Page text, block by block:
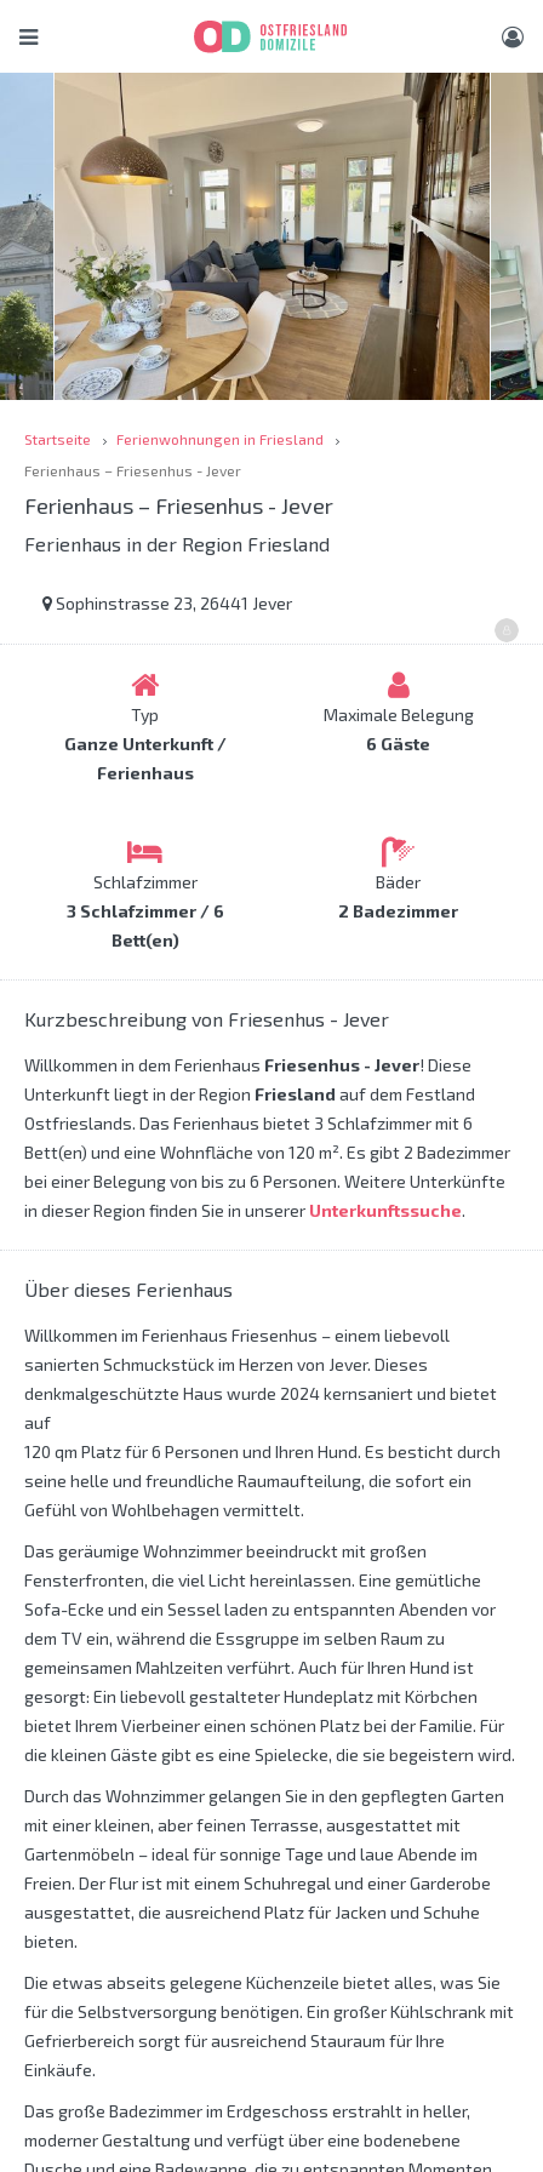
Startseite
Ferienwohnungen in Friesland
Ferienhaus – Friesenhus - Jever
Ferienhaus – Friesenhus - Jever
Ferienhaus in der Region Friesland
Sophinstrasse 23, 26441 Jever
Typ
Ganze Unterkunft /
Ferienhaus
Maximale Belegung
6 Gäste
Schlafzimmer
3 Schlafzimmer / 6
Bett(en)
Bäder
2 Badezimmer
Kurzbeschreibung von Friesenhus - Jever
Willkommen in dem Ferienhaus Friesenhus - Jever! Diese
Unterkunft liegt in der Region Friesland auf dem Festland
Ostfrieslands. Das Ferienhaus bietet 3 Schlafzimmer mit 6
Bett(en) und eine Wohnfläche von 120 m². Es gibt 2 Badezimmer
bei einer Belegung von bis zu 6 Personen. Weitere Unterkünfte
in dieser Region finden Sie in unserer Unterkunftssuche.
Über dieses Ferienhaus
Willkommen im Ferienhaus Friesenhus – einem liebevoll
sanierten Schmuckstück im Herzen von Jever. Dieses
denkmalgeschützte Haus wurde 2024 kernsaniert und bietet
auf
120 qm Platz für 6 Personen und Ihren Hund. Es besticht durch
seine helle und freundliche Raumaufteilung, die sofort ein
Gefühl von Wohlbehagen vermittelt.
Das geräumige Wohnzimmer beeindruckt mit großen
Fensterfronten, die viel Licht hereinlassen. Eine gemütliche
Sofa-Ecke und ein Sessel laden zu entspannten Abenden vor
dem TV ein, während die Essgruppe im selben Raum zu
gemeinsamen Mahlzeiten verführt. Auch für Ihren Hund ist
gesorgt: Ein liebevoll gestalteter Hundeplatz mit Körbchen
bietet Ihrem Vierbeiner einen schönen Platz bei der Familie. Für
die kleinen Gäste gibt es eine Spielecke, die sie begeistern wird.
Durch das Wohnzimmer gelangen Sie in den gepflegten Garten
mit einer kleinen, aber feinen Terrasse, ausgestattet mit
Gartenmöbeln – ideal für sonnige Tage und laue Abende im
Freien. Der Flur ist mit einem Schuhregal und einer Garderobe
ausgestattet, die ausreichend Platz für Jacken und Schuhe
bieten.
Die etwas abseits gelegene Küchenzeile bietet alles, was Sie
für die Selbstversorgung benötigen. Ein großer Kühlschrank mit
Gefrierbereich sorgt für ausreichend Stauraum für Ihre
Einkäufe.
Das große Badezimmer im Erdgeschoss erstrahlt in heller,
moderner Gestaltung und verfügt über eine bodenebene